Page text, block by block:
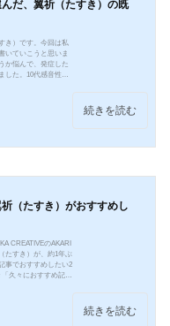
だ、翼祈（たすき）の既
き）です。今回は私
いていこうと思いま
か悩んで、発症した
した。10代感音性難
を検索で観たので、
続きを読む
（たすき）がおすすめし
CREATIVEのAKARI
たすき）が、約1年ぶ
事でおすすめしたい2
久々におすすめ記事
続きを読む